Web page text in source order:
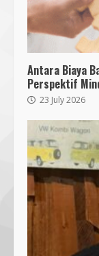
Antara Biaya
Perspektif
23 July 2026